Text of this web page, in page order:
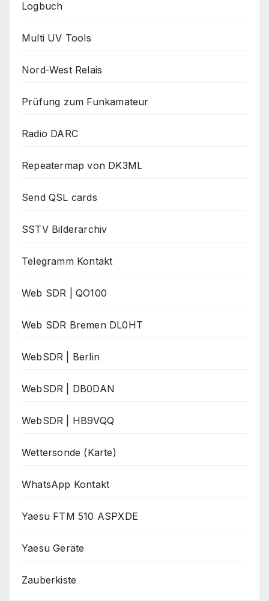
Logbuch
Multi UV Tools
Nord-West Relais
Prüfung zum Funkamateur
Radio DARC
Repeatermap von DK3ML
Send QSL cards
SSTV Bilderarchiv
Telegramm Kontakt
Web SDR | QO100
Web SDR Bremen DL0HT
WebSDR | Berlin
WebSDR | DB0DAN
WebSDR | HB9VQQ
Wettersonde (Karte)
WhatsApp Kontakt
Yaesu FTM 510 ASPXDE
Yaesu Geräte
Zauberkiste